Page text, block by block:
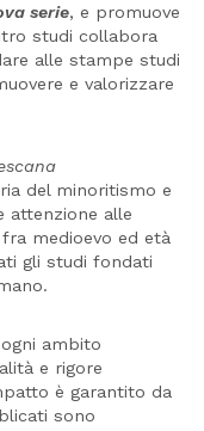
serie, e promuove
studi collabora
alle stampe studi
e valorizzare
del minoritismo e
attenzione alle
medioevo ed età
gli studi fondati
ambito
e rigore
è garantito da
sono